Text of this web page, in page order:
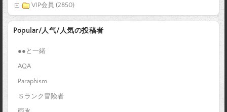
VIP会員 (2850)
Popular/人气/人気の投稿者
●●と一緒
AQA
Paraphism
Ｓランク冒険者